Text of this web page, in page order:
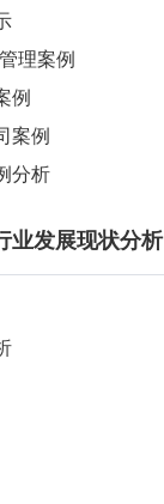
理案例
例
案例
分析
业发展现状分析